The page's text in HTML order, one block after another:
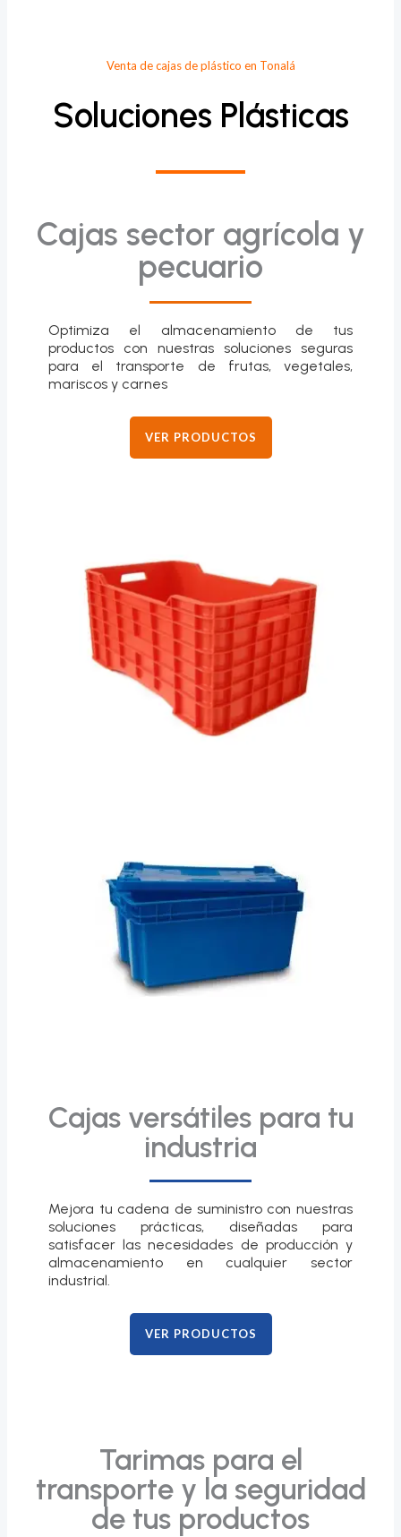
Venta de cajas de plástico en Tonalá
Soluciones Plásticas
Cajas sector agrícola y
pecuario
Optimiza el almacenamiento de tus
productos con nuestras soluciones seguras
para el transporte de frutas, vegetales,
mariscos y carnes
VER PRODUCTOS
Cajas versátiles para tu
industria
Mejora tu cadena de suministro con nuestras
soluciones prácticas, diseñadas para
satisfacer las necesidades de producción y
almacenamiento en cualquier sector
industrial.
VER PRODUCTOS
Tarimas para el
transporte y la seguridad
de tus productos